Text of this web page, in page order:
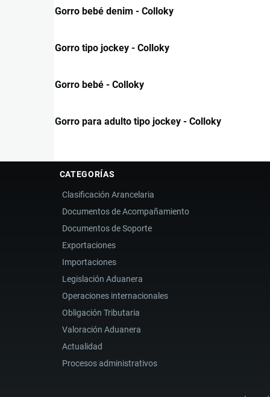
Gorro bebé denim - Colloky
Gorro tipo jockey - Colloky
Gorro bebé - Colloky
Gorro para adulto tipo jockey - Colloky
CATEGORÍAS
Clasificación Arancelaria
Documentos de Acompañamiento
Documentos de Soporte
Exportaciones
Importaciones
Legislación Aduanera
Operaciones internacionales
Obligación Tributaria
Valoración Aduanera
Actualidad
Procesos administrativos